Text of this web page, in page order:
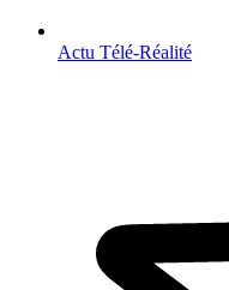
Actu Télé-Réalité